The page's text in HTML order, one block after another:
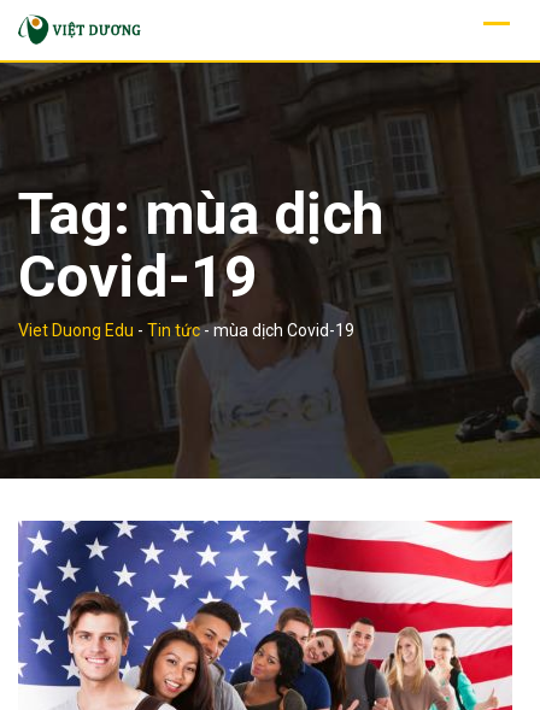
Skip
content
Tag:mùa dịch
Covid-19
Viet Duong Edu - Tin tức- mùa dịch Covid-19